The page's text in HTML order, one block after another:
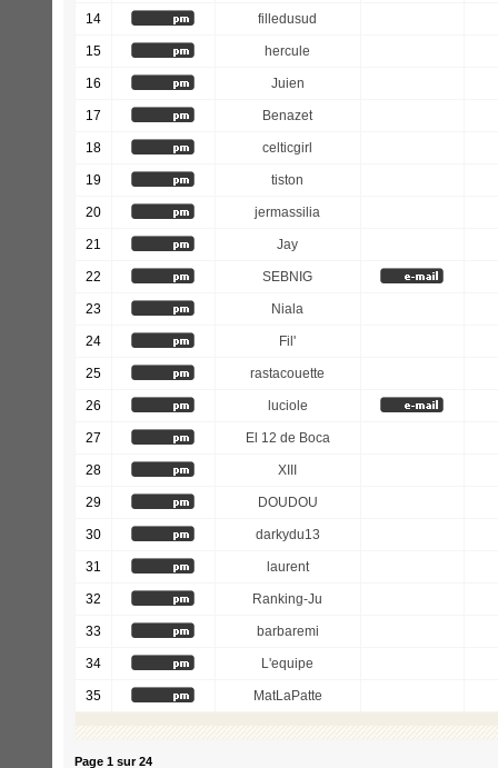
14 filledusud
15 hercule
16 Juien
17 Benazet
18 celticgirl
19 tiston
20 jermassilia
21 Jay
22 SEBNIG
23 Niala
24 Fil'
25 rastacouette
26 luciole
27 El 12 de Boca
28 XIII
29 DOUDOU
30 darkydu13
31 laurent
32 Ranking-Ju
33 barbaremi
34 L'equipe
35 MatLaPatte
Page 1sur24